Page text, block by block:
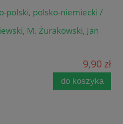
polski, polsko-niemiecki /
M. Żurakowski, Jan
9,90 zł
do koszyka